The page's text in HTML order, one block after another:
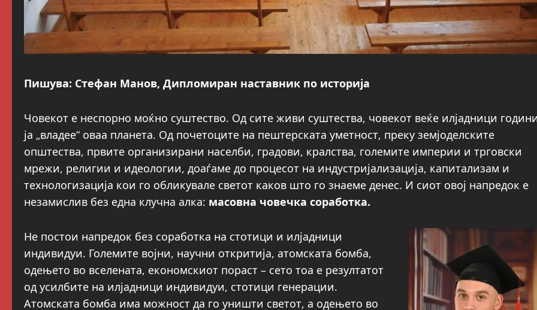
Пишува: Стефан Манов, Дипломиран наставник по историја
Човекот е неспорно моќно суштество. Од сите живи суштества, човекот веќе илјадници
ја „владее“ оваа планета. Од почетоците на пештерската уметност, преку земјоделските
општества, првите организирани населби, градови, кралства, големите империи и трговски
мрежи, религии и идеологии, доаѓаме до процесот на индустријализација, капитализам и
технологизација кои го обликувале светот каков што го знаеме денес. И сиот овој напредок е
незамислив без една клучна алка: масовна човечка соработка.
Не постои напредок без соработка на стотици и илјадници
индивидуи. Големите војни, научни откритија, атомската бомба,
одењето во вселената, економскиот пораст – сето тоа е резултатот
од усилбите на илјадници индивидуи, стотици генерации.
Атомската бомба има можност да го уништи светот, а одењето во